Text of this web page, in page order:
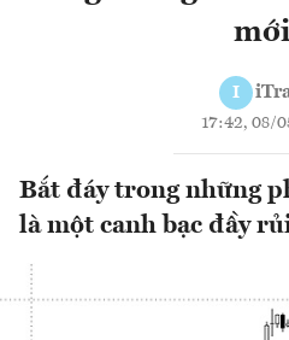
I
17:42, 08/
Bắt đáy trong những
là một canh bạc đầy